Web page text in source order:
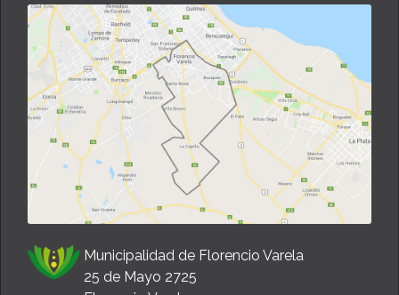
Municipalidad de Florencio Varela
25 de Mayo 2725